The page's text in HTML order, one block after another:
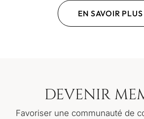
EN SAVOIR PLUS
DEVENIR
Favoriser une communauté de